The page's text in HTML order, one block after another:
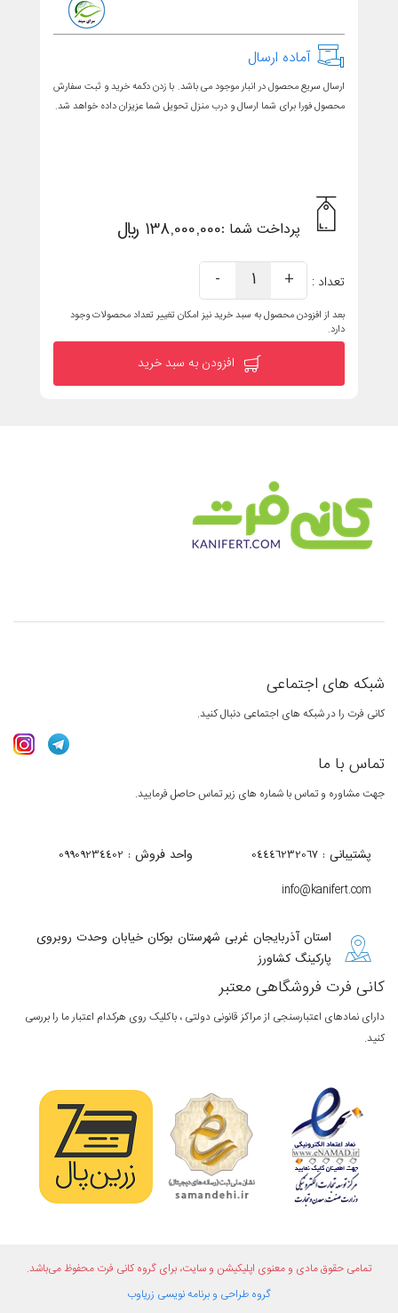
آماده ارسال
ارسال سریع محصول در انبار موجود می باشد. با زدن دکمه خرید و ثبت سفارش
محصول فورا برای شما ارسال و درب منزل تحویل شما عزیزان داده خواهد شد.
پرداخت شما :138,000,000 ریال
تعداد : +
1
-
بعد از افزودن محصول به سبد خرید نیز امکان تغییر تعداد محصولات وجود
دارد.
افزودن به سبد خرید
شبکه های اجتماعی
کانی فرت را در شبکه های اجتماعی دنبال کنید.
تماس با ما
جهت مشاوره و تماس با شماره های زیر تماس حاصل فرمایید.
پشتیبانی : 04446232067 واحد فروش : 09909234402
info@kanifert.com
استان آذربایجان غربی شهرستان بوکان خیابان وحدت روبروی
پارکینگ کشاورز
کانی فرت فروشگاهی معتبر
دارای نمادهای اعتبارسنجی از مراکز قانونی دولتی ، باکلیک روی هرکدام اعتبار ما را بررسی
کنید.
تمامی حقوق مادی و معنوی اپلیکیشن و سایت، برای گروه کانی فرت محفوظ می‌باشد.
گروه طراحی و برنامه نویسی زریاوب